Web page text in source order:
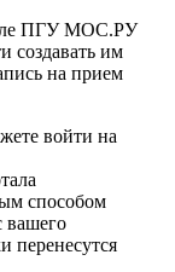
ПГУ МОС.РУ
создавать им
на прием
войти на
способом
вашего
перенесутся